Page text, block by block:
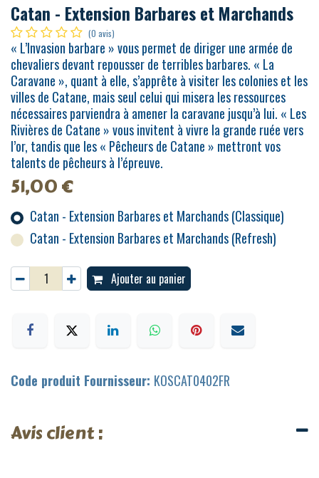
Catan - Extension Barbares et Marchands
(0 avis)
« L’Invasion barbare » vous permet de diriger une armée de
chevaliers devant repousser de terribles barbares. « La
Caravane », quant à elle, s’apprête à visiter les colonies et les
villes de Catane, mais seul celui qui misera les ressources
nécessaires parviendra à amener la caravane jusqu’à lui. « Les
Rivières de Catane » vous invitent à vivre la grande ruée vers
l’or, tandis que les « Pêcheurs de Catane » mettront vos
talents de pêcheurs à l’épreuve.
51,00€
Catan - Extension Barbares et Marchands (Classique)
Catan - Extension Barbares et Marchands (Refresh)
Ajouter au panier
Code produit Fournisseur: KOSCAT0402FR
Avis client :